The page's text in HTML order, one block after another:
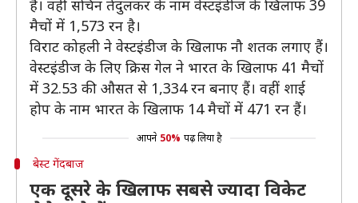
हैं। वहीं सचिन तेंदुलकर के नाम वेस्टइंडीज के खिलाफ 39
मैचों में 1,573 रन है।
विराट कोहली ने वेस्टइंडीज के खिलाफ नौ शतक लगाए हैं।
वेस्टइंडीज के लिए क्रिस गेल ने भारत के खिलाफ 41 मैचों
में 32.53 की औसत से 1,334 रन बनाए हैं। वहीं शाई
होप के नाम भारत के खिलाफ 14 मैचों में 471 रन हैं।
आपने 50% पढ़ लिया है
बेस्ट गेंदबाज
एक दूसरे के खिलाफ सबसे ज्यादा विकेट